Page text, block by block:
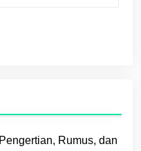
Rumus, dan